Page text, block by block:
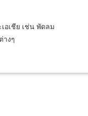
อเชีย เช่น พัดลม
างๆ